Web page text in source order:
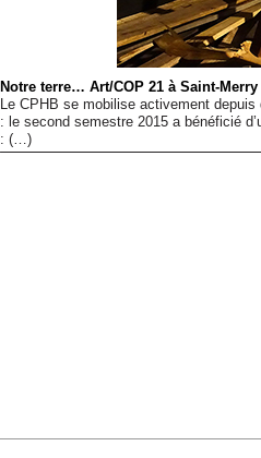
Notre terre… Art/COP 21 à Saint-Merry
Le CPHB se mobilise activement
: le second semestre 2015 a bénéficié
: (…)